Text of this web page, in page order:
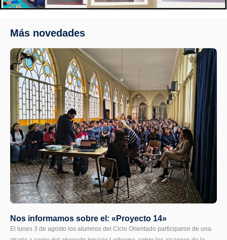
Más novedades
Nos informamos sobre el: «Proyecto 14»
El lunes 3 de agosto los alumnos del Ciclo Orientado participaron de una